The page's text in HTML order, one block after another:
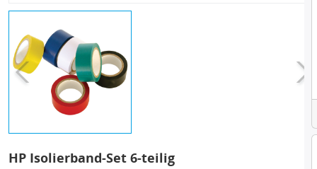
HP Isolierband-Set 6-teilig